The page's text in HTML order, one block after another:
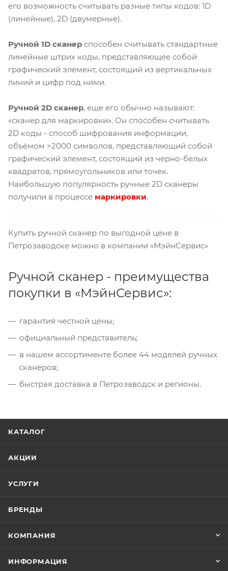
его возможность считывать разные типы кодов: 1D
(линейные), 2D (двумерные).
Ручной 1D сканер способен считывать стандартные
линейные штрих коды, представляющее собой
графический элемент, состоящий из вертикальных
линий и цифр под ними.
Ручной 2D сканер, еще его обычно называют:
«сканер для маркировки». Он способен считывать
2D коды - способ шифрования информации,
объёмом >2000 символов, представляющий собой
графический элемент, состоящий из черно-белых
квадратов, прямоугольников или точек.
Наибольшую популярность ручные 2D сканеры
получили в процессе маркировки.
Купить ручной сканер по выгодной цене в
Петрозаводске можно в компании «МэйнСервис»
Ручной сканер - преимущества
покупки в «МэйнСервис»:
гарантия честной цены;
официальный представитель;
в нашем ассортименте более 44 моделей ручных
сканеров;
быстрая доставка в Петрозаводск и регионы.
КАТАЛОГ
АКЦИИ
УСЛУГИ
БРЕНДЫ
КОМПАНИЯ
ИНФОРМАЦИЯ